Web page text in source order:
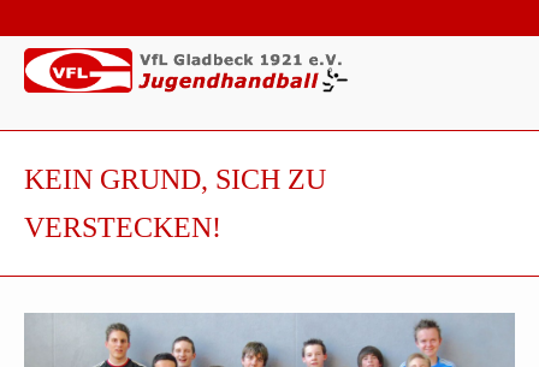
KEIN GRUND, SICH ZU
VERSTECKEN!